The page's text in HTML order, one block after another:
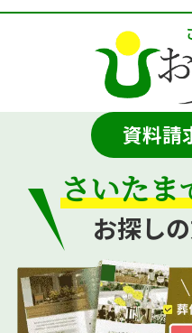
資料請
さいたま
お探し